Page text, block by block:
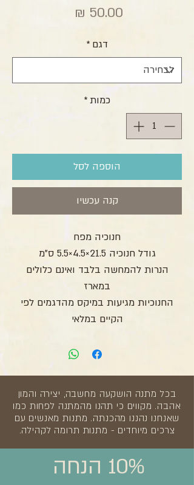
דגם *
כמות*
הוספה לסל
קנה עכשיו
חנוכיה מפח
גודל חנוכיה 21.5×4.5×5.5 ס”מ
הנרות להמחשה בלבד ואינם כלולים
במארז
החנוכיות מגיעות במיקס מהדגמים לפי
הקיים במלאי
בכל מתנה הושקעה מחשבה, יצירה והמון
אהבה. מקווים כי תהנו מהמתנה לפחות כמו
שאנחנו נהננו מהכנתה. מתנות מאנשים עם
צרכים מיוחדים - מתנות תרומה לקהילה.
10% הנחה